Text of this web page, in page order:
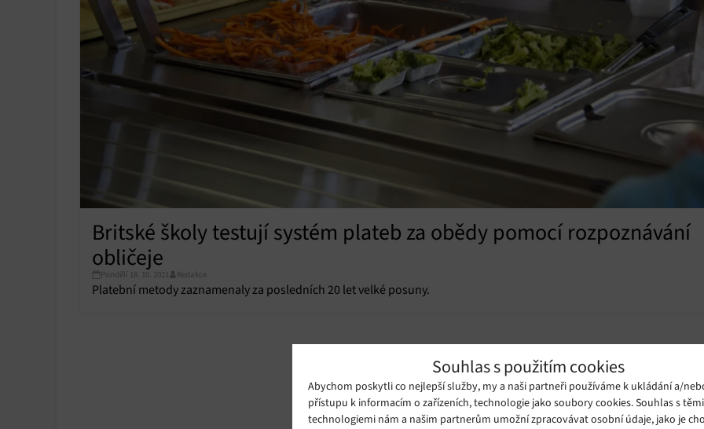
Souhlas s použitím cookies
Abychom poskytli co nejlepší služby, my a naši partneři používáme k ukládání a/
přístupu k informacím o zařízeních, technologie jako soubory cookies. Souhlas s
technologiemi nám a našim partnerům umožní zpracovávat osobní údaje, jako je
Britské školy testují systém plateb za obědy pomocí rozpoznávání
obličeje
Pondělí 18. 10. 2021 Redakce
Platební metody zaznamenaly za posledních 20 let velké posuny.